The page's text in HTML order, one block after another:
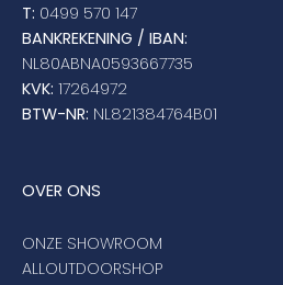
T: 0499 570 147
BANKREKENING / IBAN:
NL80ABNA0593667735
KVK: 17264972
BTW-NR: NL821384764B01
OVER ONS
ONZE SHOWROOM
ALLOUTDOORSHOP